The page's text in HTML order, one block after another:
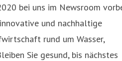
bei uns im Newsroom
und nachhaltige
rund um Wasser,
Sie gesund, bis nächstes